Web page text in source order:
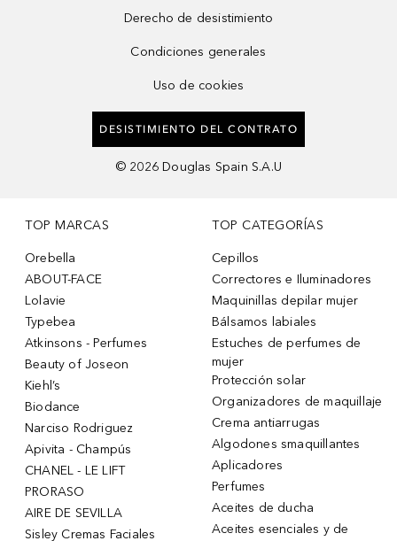
Derecho de desistimiento
Condiciones generales
Uso de cookies
DESISTIMIENTO DEL CONTRATO
© 2026 Douglas Spain S.A.U
TOP MARCAS
Orebella
ABOUT-FACE
Lolavie
Typebea
Atkinsons - Perfumes
Beauty of Joseon
Kiehl’s
Biodance
Narciso Rodriguez
Apivita - Champús
CHANEL - LE LIFT
PRORASO
AIRE DE SEVILLA
Sisley Cremas Faciales
TOP CATEGORÍAS
Cepillos
Correctores e Iluminadores
Maquinillas depilar mujer
Bálsamos labiales
Estuches de perfumes de
mujer
Protección solar
Organizadores de maquillaje
Crema antiarrugas
Algodones smaquillantes
Aplicadores
Perfumes
Aceites de ducha
Aceites esenciales y de